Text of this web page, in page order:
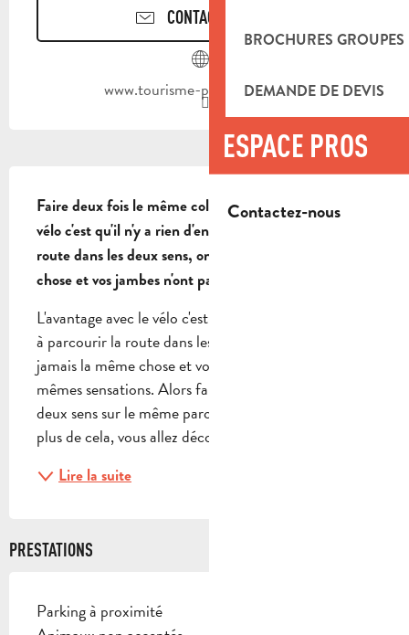
BROCHURES GROUPES
DEMANDE DE DEVIS
ESPACE PROS
Contactez-nous
CONTACTEZ-NOUS
www.tourisme-paysdaubagne.fr
Faire deux fois le même col, mais l'avantage avec le
vélo c'est qu'il n'y a rien d'ennuyeux à parcourir la
route dans les deux sens, on ne voit jamais la même
chose et vos jambes n'ont pas les mêmes sensations.
L'avantage avec le vélo c'est qu'il n'y a rien d'ennuyeux
à parcourir la route dans les deux sens, on ne voit
jamais la même chose et vos jambes n'ont pas les
mêmes sensations. Alors faire l'Espigoulier dans les
deux sens sur le même parcours était obligatoire. En
plus de cela, vous allez découvrir...
Lire la suite
PRESTATIONS
Parking à proximité